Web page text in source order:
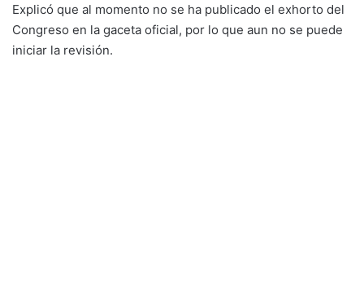
Explicó que al momento no se ha publicado el exhorto del
Congreso en la gaceta oficial, por lo que aun no se puede
iniciar la revisión.